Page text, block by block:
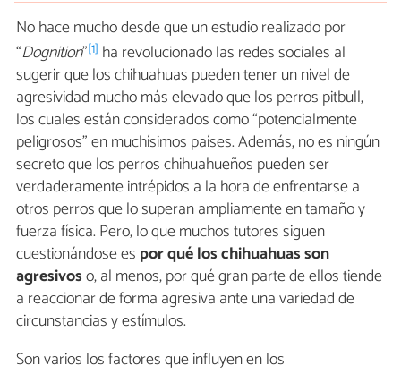
No hace mucho desde que un estudio realizado por
“Dognition”[1] ha revolucionado las redes sociales al
sugerir que los chihuahuas pueden tener un nivel de
agresividad mucho más elevado que los perros pitbull,
los cuales están considerados como “potencialmente
peligrosos” en muchísimos países. Además, no es ningún
secreto que los perros chihuahueños pueden ser
verdaderamente intrépidos a la hora de enfrentarse a
otros perros que lo superan ampliamente en tamaño y
fuerza física. Pero, lo que muchos tutores siguen
cuestionándose es por qué los chihuahuas son
agresivoso, al menos, por qué gran parte de ellos tiende
a reaccionar de forma agresiva ante una variedad de
circunstancias y estímulos.
Son varios los factores que influyen en los